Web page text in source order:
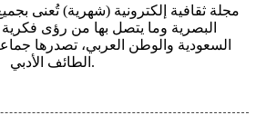
مجلة ثقافية إلكترونية (شهرية) تُعنى
البصرية وما يتصل بها من رؤى فكرية
السعودية والوطن العربي، تصدرها
الطائف الأدبي.